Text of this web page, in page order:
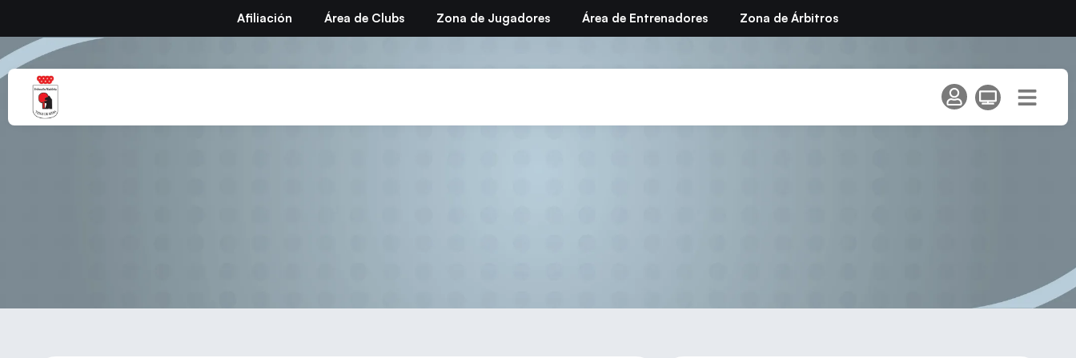
Afiliación Área de Clubs Zona de Jugadores Área de Entrenadores Zona de Árbitros
Clasificaciones Circuitos Federación Madrileña de Tenis de Mesa